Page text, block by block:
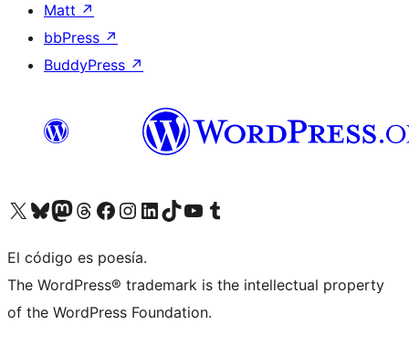
Matt ↗
bbPress ↗
BuddyPress ↗
Visita nuestra cuenta de X (anteriormente Twitter)
Visita nuestra cuenta de Bluesky
Visita nuestra cuenta de Mastodon
Visita nuestra cuenta de Threads
Visita nuestra página de Facebook
Visita nuestra cuenta de Instagram
Visita nuestra cuenta de LinkedIn
Visita nuestra cuenta de TikTok
Visita nuestro canal de YouTube
Visita nuestra cuenta de Tumblr
El código es poesía.
The WordPress® trademark is the intellectual property
of the WordPress Foundation.